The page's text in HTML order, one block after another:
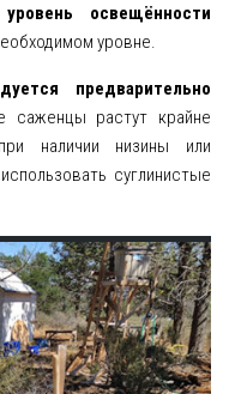
уровень освещённости
уровне.
предварительно
саженцы растут крайне
наличии низины или
суглинистые